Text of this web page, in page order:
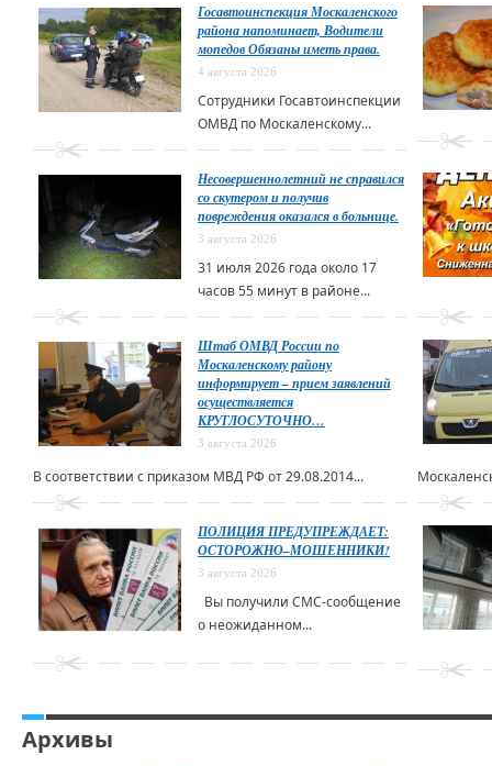
Госавтоинспекция Москаленского
района напоминает, Водители
мопедов Обязаны иметь права.
4 августа 2026
Сотрудники Госавтоинспекции
ОМВД по Москаленскому...
Несовершеннолетний не справился
со скутером и получив
повреждения оказался в больнице.
3 августа 2026
31 июля 2026 года около 17
часов 55 минут в районе...
Штаб ОМВД России по
Москаленскому району
информирует – прием заявлений
осуществляется
КРУГЛОСУТОЧНО…
3 августа 2026
В соответствии с приказом МВД РФ от 29.08.2014...
ПОЛИЦИЯ ПРЕДУПРЕЖДАЕТ:
ОСТОРОЖНО–МОШЕННИКИ!
3 августа 2026
Вы получили СМС-сообщение
о неожиданном...
Архивы